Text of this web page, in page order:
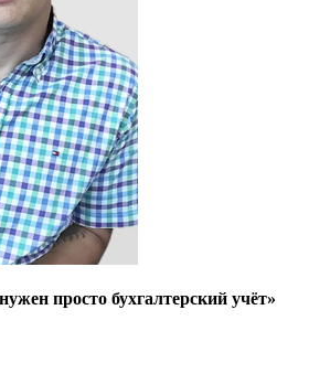
просто бухгалтерский учёт»